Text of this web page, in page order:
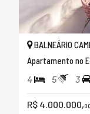
BALNEÁRIO
Apartamento no
4 5 3
R$ 4.000.000,00